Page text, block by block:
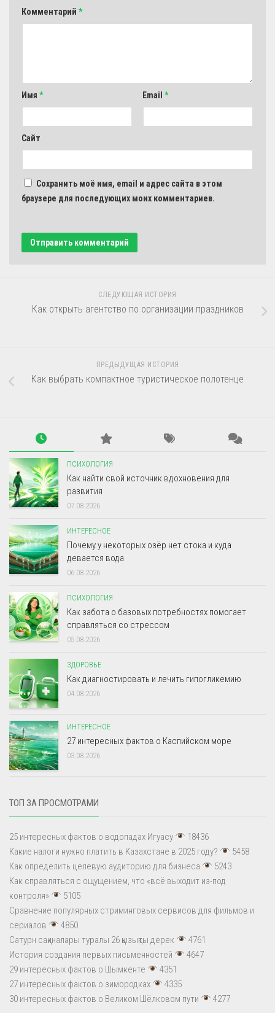
Комментарий *
Имя * Email *
Сайт
Сохранить моё имя, email и адрес сайта в этом
браузере для последующих моих комментариев.
СЛЕДУЮЩАЯ ИСТОРИЯ
Как открыть агентство по организации праздников
ПРЕДЫДУЩАЯ ИСТОРИЯ
Как выбрать компактное туристическое полотенце
ПСИХОЛОГИЯ
Как найти свой источник вдохновения для
развития
07.08.2026
ИНТЕРЕСНОЕ
Почему у некоторых озёр нет стока и куда
девается вода
06.08.2026
ПСИХОЛОГИЯ
Как забота о базовых потребностях помогает
справляться со стрессом
05.08.2026
ЗДОРОВЬЕ
Как диагностировать и лечить гипогликемию
04.08.2026
ИНТЕРЕСНОЕ
27 интересных фактов о Каспийском море
03.08.2026
ТОП ЗА ПРОСМОТРАМИ
25 интересных фактов о водопадах Игуасу
18436
Какие налоги нужно платить в Казахстане в 2025 году?
5458
Как определить целевую аудиторию для бизнеса
5243
Как справляться с ощущением, что «всё выходит из-под
контроля»
5105
Сравнение популярных стриминговых сервисов для фильмов и
сериалов
4850
Сатурн сақиналары туралы 26 қызықты дерек
4761
История создания первых письменностей
4647
29 интересных фактов о Шымкенте
4351
27 интересных фактов о зимородках
4335
30 интересных фактов о Великом Шёлковом пути
4277